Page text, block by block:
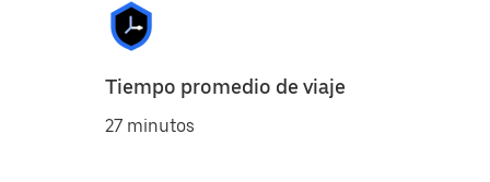
Tiempo promedio de viaje
27 minutos